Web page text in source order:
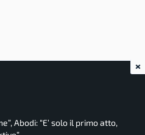
Abodi: “E’ solo il primo atto,
×